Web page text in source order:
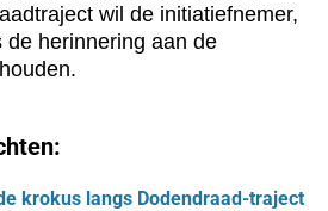
wil de initiatiefnemer,
de herinnering aan de
krokus langs Dodendraad-traject